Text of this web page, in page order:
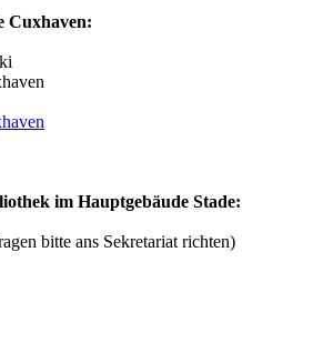
Cuxhaven:
im Hauptgebäude Stade:
bitte ans Sekretariat richten)